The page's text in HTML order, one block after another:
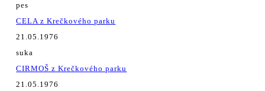
pes
CELA z Krečkového parku
21.05.1976
suka
CIRMOŠ z Krečkového parku
21.05.1976